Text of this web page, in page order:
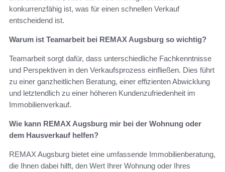
konkurrenzfähig ist, was für einen schnellen Verkauf
entscheidend ist.
Warum ist Teamarbeit bei REMAX Augsburg so wichtig?
Teamarbeit sorgt dafür, dass unterschiedliche Fachkenntnisse
und Perspektiven in den Verkaufsprozess einfließen. Dies führt
zu einer ganzheitlichen Beratung, einer effizienten Abwicklung
und letztendlich zu einer höheren Kundenzufriedenheit im
Immobilienverkauf.
Wie kann REMAX Augsburg mir bei der Wohnung oder
dem Hausverkauf helfen?
REMAX Augsburg bietet eine umfassende Immobilienberatung,
die Ihnen dabei hilft, den Wert Ihrer Wohnung oder Ihres